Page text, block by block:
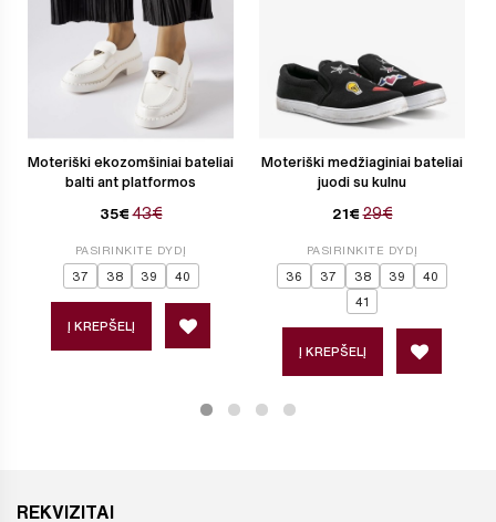
Moteriški ekozomšiniai bateliai
balti ant platformos
35€ 43€
PASIRINKITE DYDĮ
37 38 39 40
Į KREPŠELĮ
Moteriški medžiaginiai bateliai
juodi su kulnu
21€ 29€
PASIRINKITE DYDĮ
36 37 38 39 40
41
Į KREPŠELĮ
REKVIZITAI